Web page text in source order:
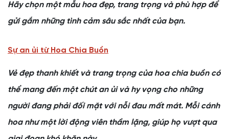
Hãy chọn một mẫu hoa đẹp, trang trọng và phù hợp để
gửi gắm những tình cảm sâu sắc nhất của bạn.
Sự an ủi từ Hoa Chia Buồn
Vẻ đẹp thanh khiết và trang trọng của hoa chia buồn có
thể mang đến một chút an ủi và hy vọng cho những
người đang phải đối mặt với nỗi đau mất mát. Mỗi cánh
hoa như một lời động viên thầm lặng, giúp họ vượt qua